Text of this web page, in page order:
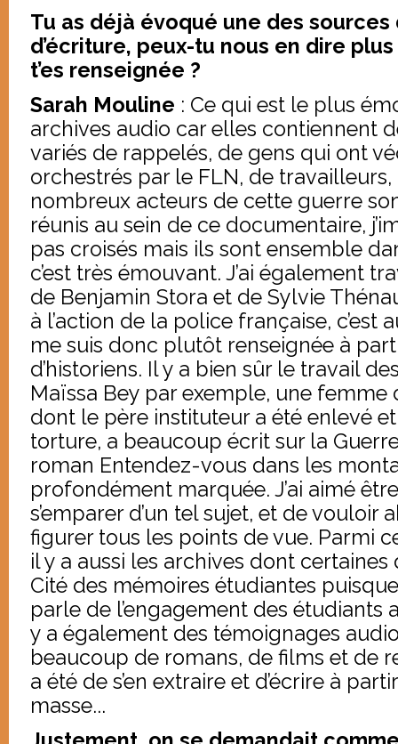
Tu as déjà évoqué une des
d’écriture, peux-tu nous en dire
t’es renseignée ?
Sarah Mouline : Ce qui est le plus
archives audio car elles contiennent
variés de rappelés, de gens qui ont
orchestrés par le FLN, de travailleurs,
nombreux acteurs de cette guerre
réunis au sein de ce documentaire,
pas croisés mais ils sont ensemble
c’est très émouvant. J’ai également
de Benjamin Stora et de Sylvie
à l’action de la police française, c’est
me suis donc plutôt renseignée à
d’historiens. Il y a bien sûr le travail
Maïssa Bey par exemple, une
dont le père instituteur a été enlevé
torture, a beaucoup écrit sur la
roman Entendez-vous dans les
profondément marquée. J’ai aimé
s’emparer d’un tel sujet, et de vouloir
figurer tous les points de vue. Parmi
il y a aussi les archives dont certaines
Cité des mémoires étudiantes
parle de l’engagement des étudiants
y a également des témoignages
beaucoup de romans, de films et de
a été de s’en extraire et d’écrire à
masse...